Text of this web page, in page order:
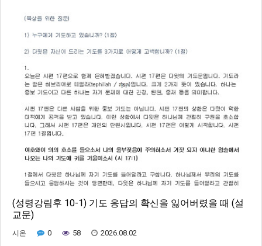
(성령강림후 10-1) 기도 응답의 확신을 잃어버렸을 때 (설
교문)
시온 0 58 2026.08.02